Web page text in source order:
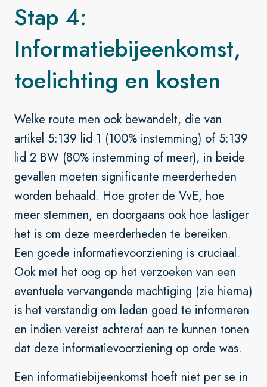
Stap 4:
Informatiebijeenkomst,
toelichting en kosten
Welke route men ook bewandelt, die van
artikel 5:139 lid 1 (100% instemming) of 5:139
lid 2 BW (80% instemming of meer), in beide
gevallen moeten significante meerderheden
worden behaald. Hoe groter de VvE, hoe
meer stemmen, en doorgaans ook hoe lastiger
het is om deze meerderheden te bereiken.
Een goede informatievoorziening is cruciaal.
Ook met het oog op het verzoeken van een
eventuele vervangende machtiging (zie hierna)
is het verstandig om leden goed te informeren
en indien vereist achteraf aan te kunnen tonen
dat deze informatievoorziening op orde was.
Een informatiebijeenkomst hoeft niet per se in